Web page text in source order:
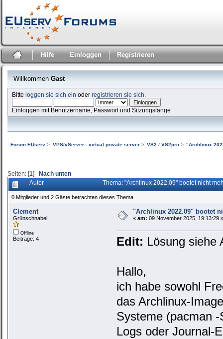
Hilfe Einloggen Registrieren
Willkommen Gast
Bitteloggen sie sich ein oderregistrieren sie sich
Einloggen mit Benutzername, Passwort und Sitzungslänge
Forum EUserv > VPS/vServer - virtual private server> VS2 / VS2pro> "Archlinux
Seiten: [1] Nach unten
Autor Thema: "Archlinux 2022.09" bootet nicht
0 Mitglieder und 2 Gäste betrachten dieses Thema.
Clement
Grünschnabel
Offline
Beiträge: 4
"Archlinux 2022.09" bootet
« am: 09.November 2025, 19:13:29 »
Edit: Lösung siehe
Hallo,
ich habe sowohl
das Archlinux-
Systeme (pacman
Logs oder Journal-